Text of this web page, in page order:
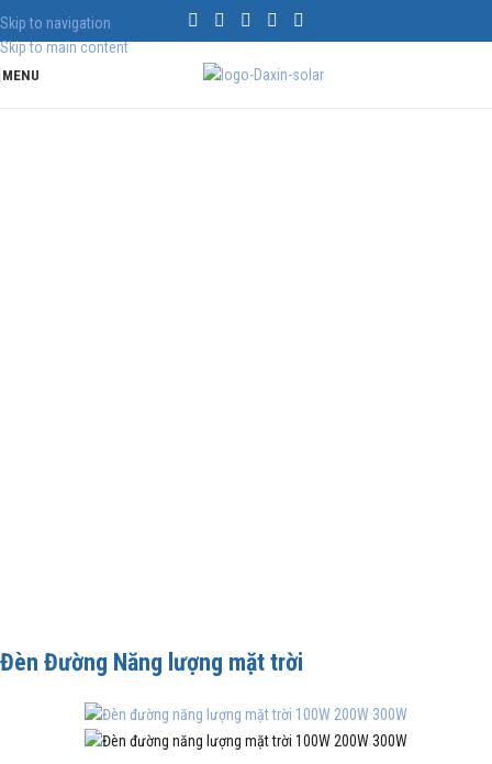
Skip to navigation
Skip to main content
MENU
Đèn Đường Năng lượng mặt trời